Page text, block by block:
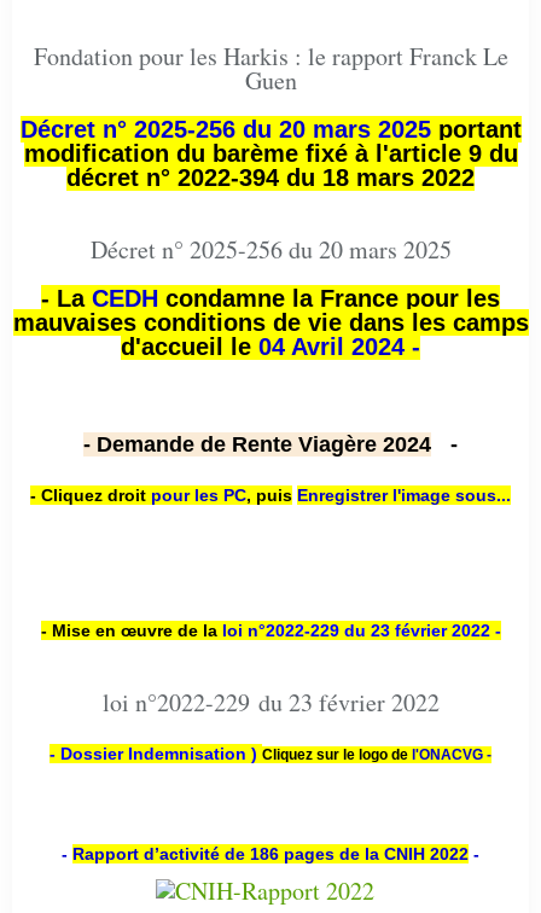
Fondation pour les Harkis : le rapport Franck Le
Guen
Décret n° 2025-256 du 20 mars 2025portant
modification du barème fixé à l'article 9 du
décret n° 2022-394 du 18 mars 2022
Décret n° 2025-256 du 20 mars 2025
- La CEDH condamne la France pour les
mauvaises conditions de vie dans les camps
d'accueil le 04 Avril 2024 -
- Demande de Rente Viagère 2024 -
- Cliquez droit pour les PC, puis Enregistrer l'image sous...
- Mise en œuvre de la loi n°2022-229 du 23 février 2022 -
loi n°2022-229 du 23 février 2022
- Dossier Indemnisation ) Cliquez sur le logo de l'ONACVG -
- Rapport d’activité de 186 pages de la CNIH 2022 -